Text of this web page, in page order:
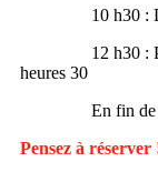
10 h30 :
12 h30 : Pause
heures 30
En fin de
Pensez à réserver